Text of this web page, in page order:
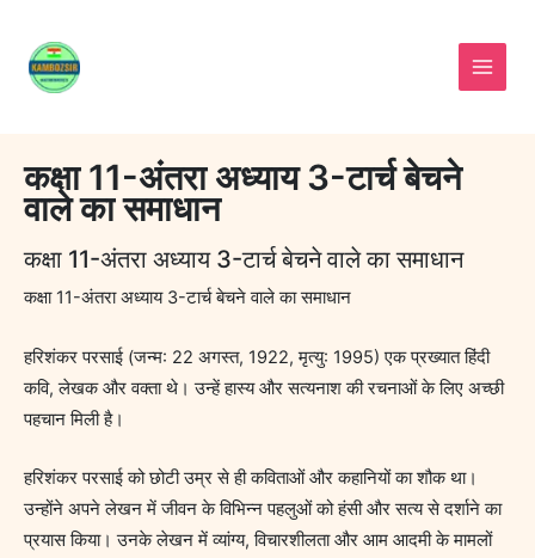
content
कक्षा 11-अंतरा अध्याय 3-टार्च बेचने
वाले का समाधान
कक्षा 11-अंतरा अध्याय 3-टार्च बेचने वाले का समाधान
कक्षा 11-अंतरा अध्याय 3-टार्च बेचने वाले का समाधान
हरिशंकर परसाई (जन्म: 22 अगस्त, 1922, मृत्यु: 1995) एक प्रख्यात हिंदी
कवि, लेखक और वक्ता थे। उन्हें हास्य और सत्यनाश की रचनाओं के लिए अच्छी
पहचान मिली है।
हरिशंकर परसाई को छोटी उम्र से ही कविताओं और कहानियों का शौक था।
उन्होंने अपने लेखन में जीवन के विभिन्न पहलुओं को हंसी और सत्य से दर्शाने का
प्रयास किया। उनके लेखन में व्यांग्य, विचारशीलता और आम आदमी के मामलों